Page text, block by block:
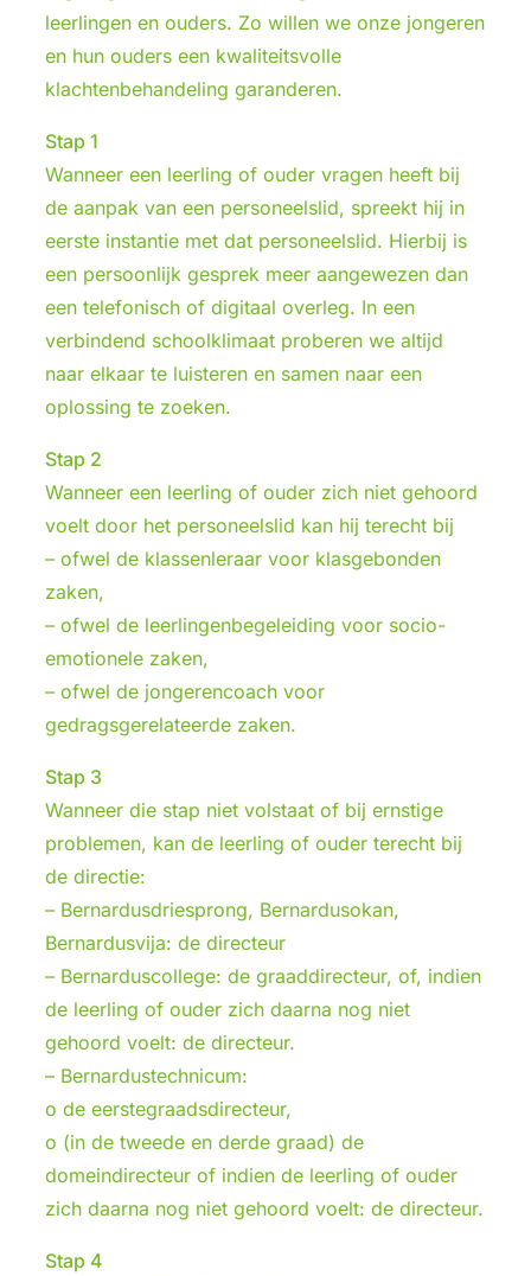
leerlingen en ouders. Zo willen we onze jongeren
en hun ouders een kwaliteitsvolle
klachtenbehandeling garanderen.
Stap 1
Wanneer een leerling of ouder vragen heeft bij
de aanpak van een personeelslid, spreekt hij in
eerste instantie met dat personeelslid. Hierbij is
een persoonlijk gesprek meer aangewezen dan
een telefonisch of digitaal overleg. In een
verbindend schoolklimaat proberen we altijd
naar elkaar te luisteren en samen naar een
oplossing te zoeken.
Stap 2
Wanneer een leerling of ouder zich niet gehoord
voelt door het personeelslid kan hij terecht bij
– ofwel de klassenleraar voor klasgebonden
zaken,
– ofwel de leerlingenbegeleiding voor socio-
emotionele zaken,
– ofwel de jongerencoach voor
gedragsgerelateerde zaken.
Stap 3
Wanneer die stap niet volstaat of bij ernstige
problemen, kan de leerling of ouder terecht bij
de directie:
– Bernardusdriesprong, Bernardusokan,
Bernardusvija: de directeur
– Bernarduscollege: de graaddirecteur, of, indien
de leerling of ouder zich daarna nog niet
gehoord voelt: de directeur.
– Bernardustechnicum:
o de eerstegraadsdirecteur,
o (in de tweede en derde graad) de
domeindirecteur of indien de leerling of ouder
zich daarna nog niet gehoord voelt: de directeur.
Stap 4